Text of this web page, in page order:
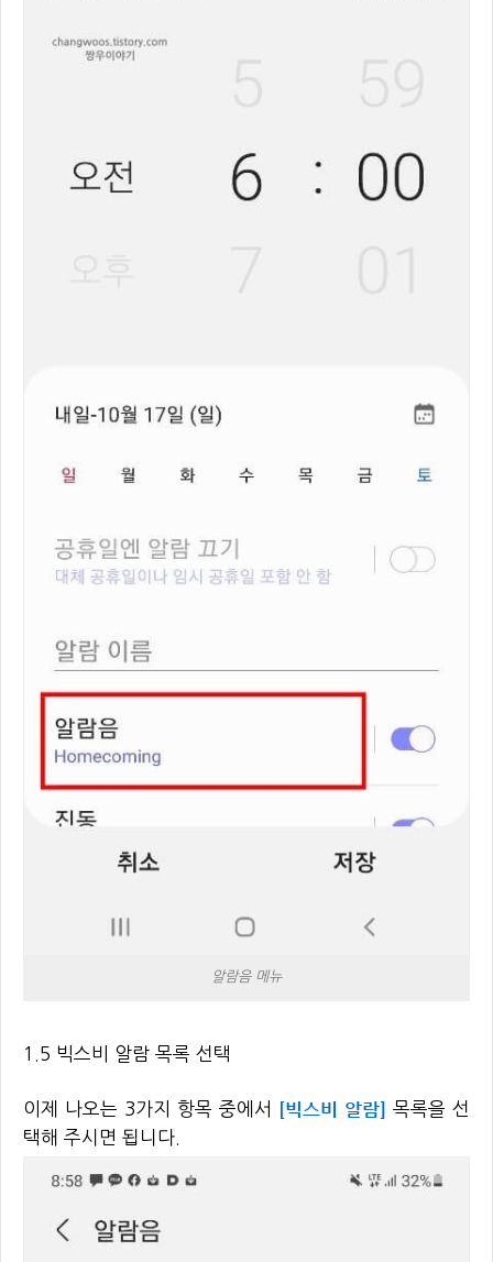
알람음 메뉴
1.5 빅스비 알람 목록 선택
이제 나오는 3가지 항목 중에서 [빅스비 알람] 목록을 선
택해 주시면 됩니다.